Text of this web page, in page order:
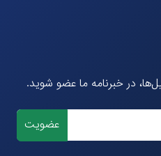
در خبرنامه ما عضو شوید.
عضویت